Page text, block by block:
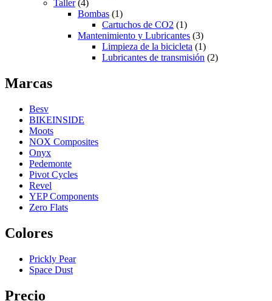
Taller (4)
Bombas (1)
Cartuchos de CO2 (1)
Mantenimiento y Lubricantes (3)
Limpieza de la bicicleta (1)
Lubricantes de transmisión (2)
Marcas
Besv
BIKEINSIDE
Moots
NOX Composites
Onyx
Pedemonte
Pivot Cycles
Revel
YEP Components
Zero Flats
Colores
Prickly Pear
Space Dust
Precio